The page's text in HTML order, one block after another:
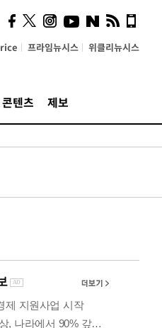
프라임뉴시스 위클리뉴시스
텐츠 제보
계…'고급 가요'의 주체적
영토